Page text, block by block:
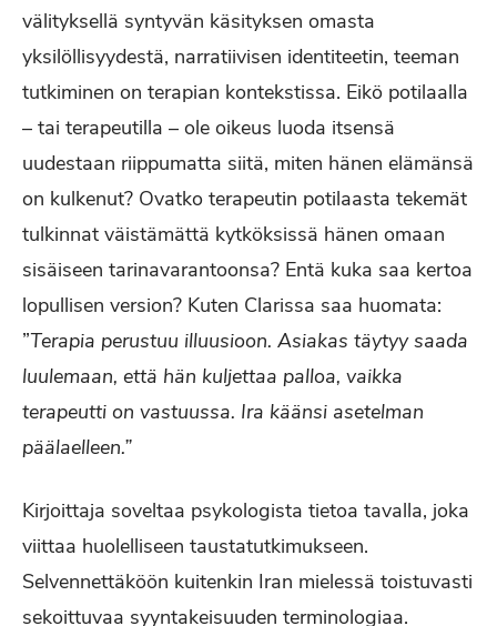
välityksellä syntyvän käsityksen omasta
yksilöllisyydestä, narratiivisen identiteetin, teeman
tutkiminen on terapian kontekstissa. Eikö potilaalla
– tai terapeutilla – ole oikeus luoda itsensä
uudestaan riippumatta siitä, miten hänen elämänsä
on kulkenut? Ovatko terapeutin potilaasta tekemät
tulkinnat väistämättä kytköksissä hänen omaan
sisäiseen tarinavarantoonsa? Entä kuka saa kertoa
lopullisen version? Kuten Clarissa saa huomata:
”Terapia perustuu illuusioon. Asiakas täytyy saada
luulemaan, että hän kuljettaa palloa, vaikka
terapeutti on vastuussa. Ira käänsi asetelman
päälaelleen.”
Kirjoittaja soveltaa psykologista tietoa tavalla, joka
viittaa huolelliseen taustatutkimukseen.
Selvennettäköön kuitenkin Iran mielessä toistuvasti
sekoittuvaa syyntakeisuuden terminologiaa.